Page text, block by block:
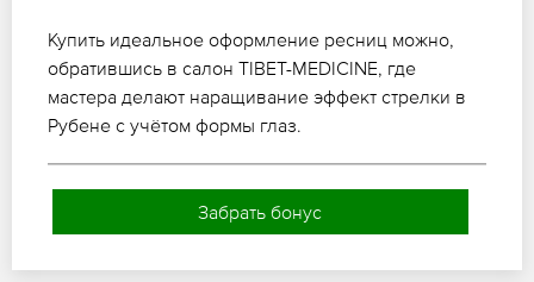
Купить идеальное оформление ресниц можно,
обратившись в салон TIBET-MEDICINE, где
мастера делают наращивание эффект стрелки в
Рубене с учётом формы глаз.
Забрать бонус